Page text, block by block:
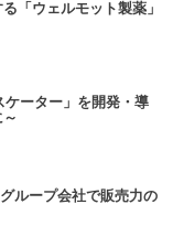
「ウェルモット製薬」
ーター」を開発・導
ループ会社で販売力の